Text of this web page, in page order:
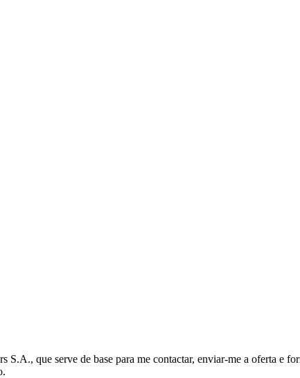
que serve de base para me contactar, enviar-me a oferta e